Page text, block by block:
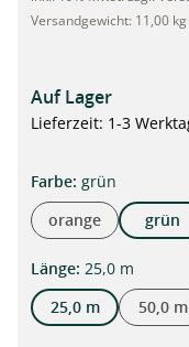
Versandgewicht: 11,00
Auf Lager
Lieferzeit: 1-3
Farbeauswählen
: grün
orange
grün
Längeauswählen
: 25,0 m
25,0 m
50,0 m